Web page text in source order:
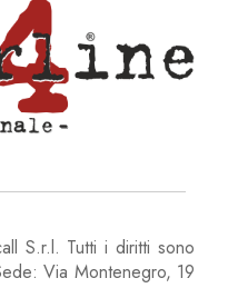
S.r.l. Tutti i diritti sono
Via Montenegro, 19